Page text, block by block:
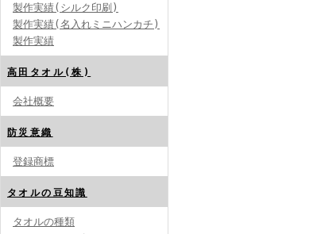
製作実績(シルク印刷)
製作実績(名入れミニハンカチ)
製作実績
高田タオル(株)
会社概要
防災意織
登録商標
タオルの豆知識
タオルの種類